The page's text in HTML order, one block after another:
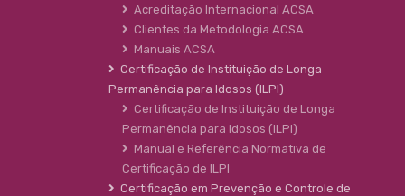
Acreditação Internacional ACSA
Clientes da Metodologia ACSA
Manuais ACSA
Certificação de Instituição de Longa
Permanência para Idosos (ILPI)
Certificação de Instituição de Longa
Permanência para Idosos (ILPI)
Manual e Referência Normativa de
Certificação de ILPI
Certificação em Prevenção e Controle de